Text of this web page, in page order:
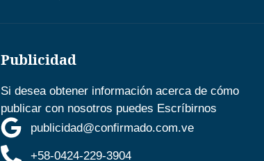
Publicidad
Si desea obtener información acerca de cómo
publicar con nosotros puedes Escríbirnos
publicidad@confirmado.com.ve
+58-0424-229-3904